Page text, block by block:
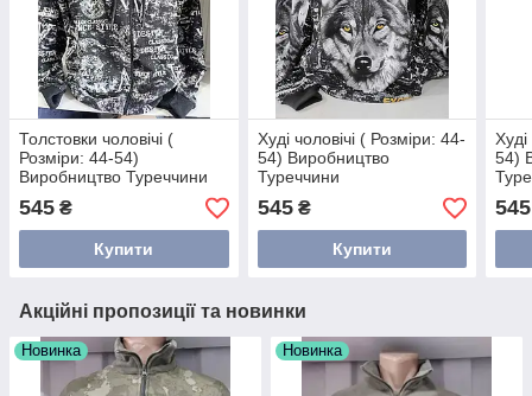
Толстовки чоловічі (
Розміри: 44-54)
Виробництво Туреччини
545 ₴
Купити
Худі чоловічі ( Розміри: 44-
54) Виробництво
Туреччини
545₴
Купити
54)
545
Акційні пропозиції та новинки
Новинка Новинка